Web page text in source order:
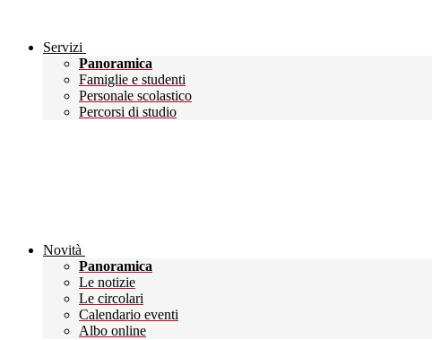
Servizi
Panoramica
Famiglie e studenti
Personale scolastico
Percorsi di studio
Novità
Panoramica
Le notizie
Le circolari
Calendario eventi
Albo online